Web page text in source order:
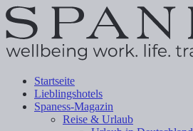
Startseite
Lieblingshotels
Spaness-Magazin
Reise & Urlaub